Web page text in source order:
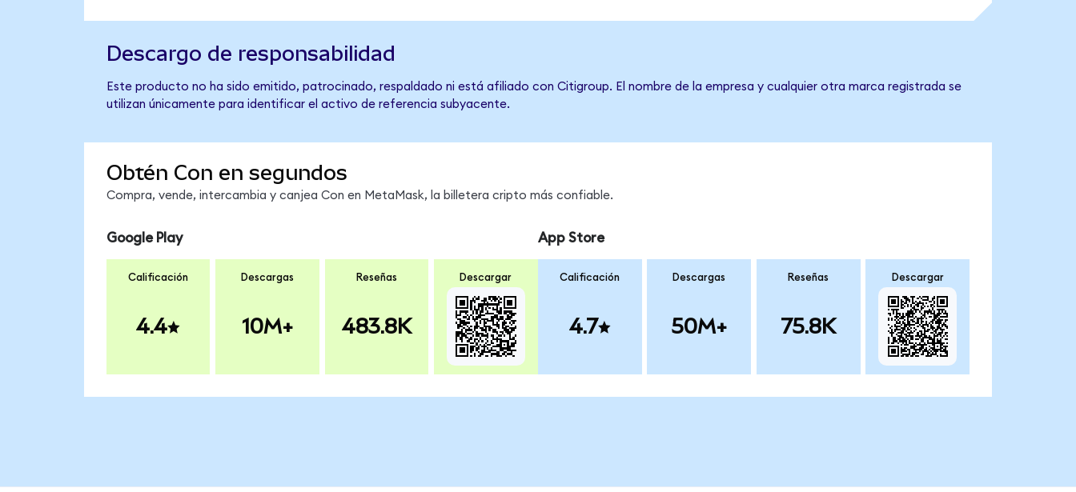
Descargo de responsabilidad
Este producto no ha sido emitido, patrocinado, respaldado ni está afiliado con Citigroup. El nombre de la empresa y cualquier otra marca registrada se
utilizan únicamente para identificar el activo de referencia subyacente.
Obtén Con en segundos
Compra, vende, intercambia y canjea Con en MetaMask, la billetera cripto más confiable.
Google Play
Calificación
4.4
Descargas
10M+
Reseñas
483.8K
Descargar
App Store
Calificación
4.7
Descargas
50M+
Reseñas
75.8K
Descargar